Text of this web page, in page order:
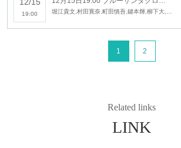
19:00
1 2
Related links
LINK